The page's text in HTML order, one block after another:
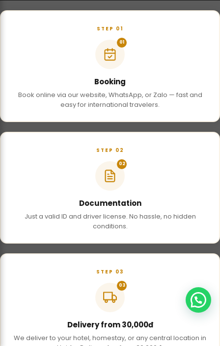
STEP 01
01
Booking
Book online via our website, WhatsApp, or Zalo — fast and
easy for international travelers.
STEP 02
02
Documentation
Just a valid ID and driver license. No hassle, no hidden
conditions.
STEP 03
03
Delivery from 30,000đ
We deliver to your hotel, homestay, or any central location in